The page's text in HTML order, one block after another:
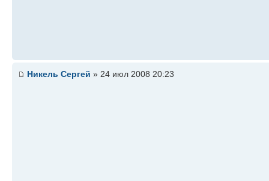
Никель Сергей » 24 июл 2008 20:23